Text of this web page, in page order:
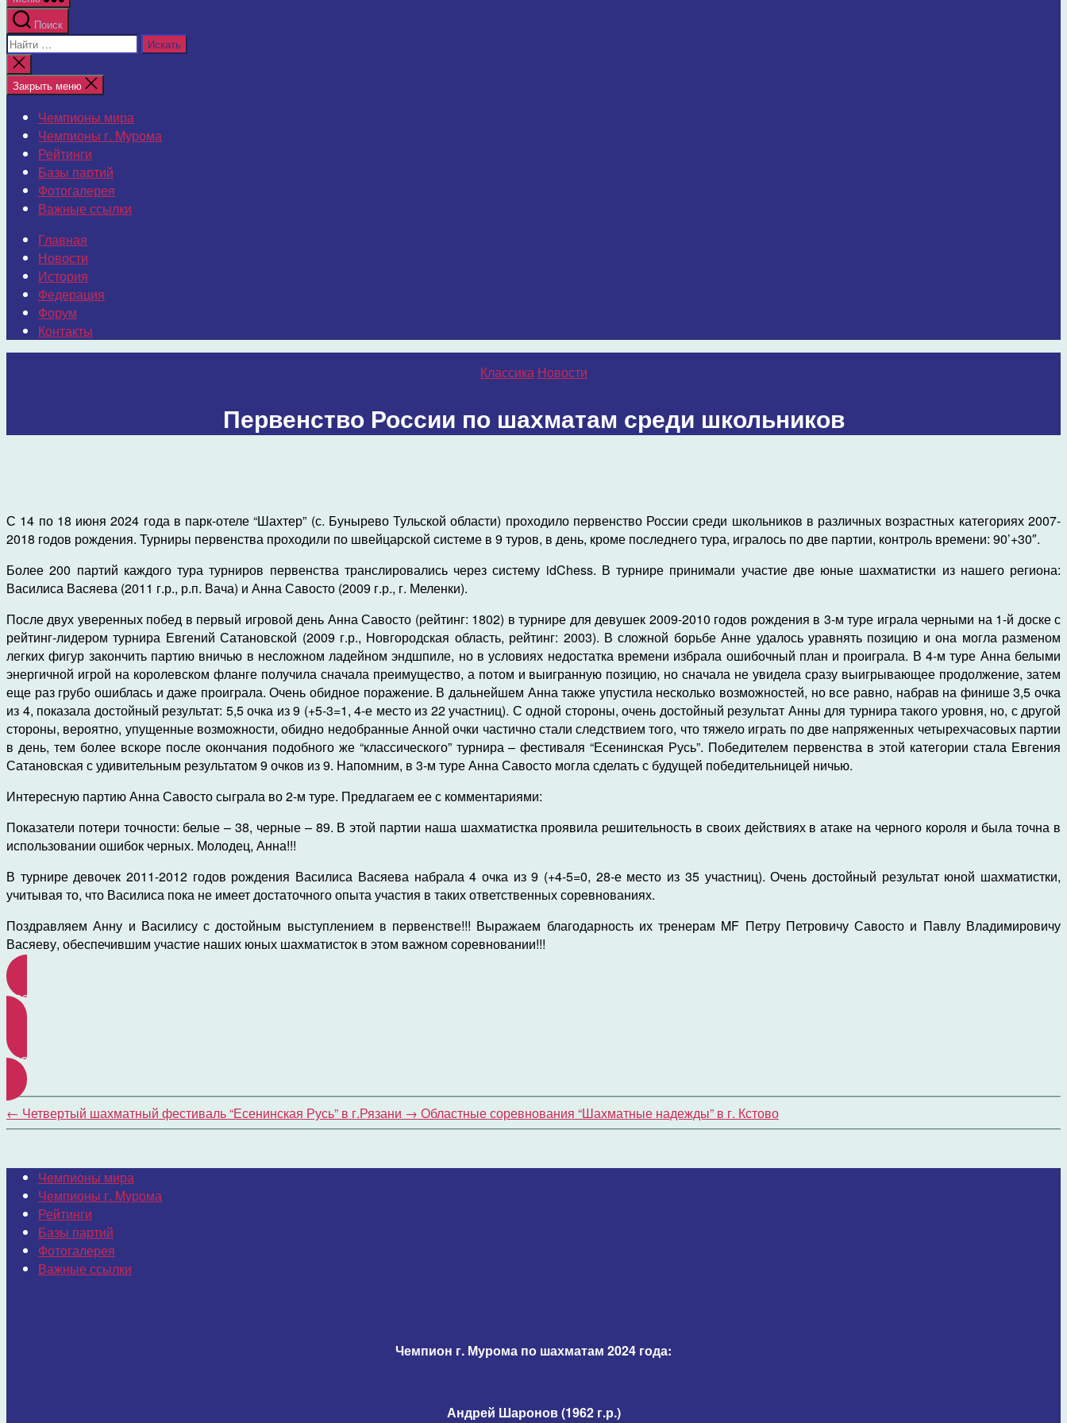
Поиск
Поиск:
Закрыть
поиск
Закрыть меню
Чемпионы мира
Чемпионы г. Мурома
Рейтинги
Базы партий
Фотогалерея
Важные ссылки
Главная
Новости
История
Федерация
Форум
Контакты
Рубрики
Классика Новости
Первенство России по шахматам среди школьников
С 14 по 18 июня 2024 года в парк-отеле “Шахтер” (с. Бунырево Тульской области) проходило первенство России среди школьников в различных возрастных категориях 2007-
2018 годов рождения. Турниры первенства проходили по швейцарской системе в 9 туров, в день, кроме последнего тура, игралось по две партии, контроль времени: 90’+30″.
Более 200 партий каждого тура турниров первенства транслировались через систему idChess. В турнире принимали участие две юные шахматистки из нашего региона:
Василиса Васяева (2011 г.р., р.п. Вача) и Анна Савосто (2009 г.р., г. Меленки).
После двух уверенных побед в первый игровой день Анна Савосто (рейтинг: 1802) в турнире для девушек 2009-2010 годов рождения в 3-м туре играла черными на 1-й доске с
рейтинг-лидером турнира Евгений Сатановской (2009 г.р., Новгородская область, рейтинг: 2003). В сложной борьбе Анне удалось уравнять позицию и она могла разменом
легких фигур закончить партию вничью в несложном ладейном эндшпиле, но в условиях недостатка времени избрала ошибочный план и проиграла. В 4-м туре Анна белыми
энергичной игрой на королевском фланге получила сначала преимущество, а потом и выигранную позицию, но сначала не увидела сразу выигрывающее продолжение, затем
еще раз грубо ошиблась и даже проиграла. Очень обидное поражение. В дальнейшем Анна также упустила несколько возможностей, но все равно, набрав на финише 3,5 очка
из 4, показала достойный результат: 5,5 очка из 9 (+5-3=1, 4-е место из 22 участниц). С одной стороны, очень достойный результат Анны для турнира такого уровня, но, с другой
стороны, вероятно, упущенные возможности, обидно недобранные Анной очки частично стали следствием того, что тяжело играть по две напряженных четырехчасовых партии
в день, тем более вскоре после окончания подобного же “классического” турнира – фестиваля “Есенинская Русь”. Победителем первенства в этой категории стала Евгения
Сатановская с удивительным результатом 9 очков из 9. Напомним, в 3-м туре Анна Савосто могла сделать с будущей победительницей ничью.
Интересную партию Анна Савосто сыграла во 2-м туре. Предлагаем ее с комментариями:
Показатели потери точности: белые – 38, черные – 89. В этой партии наша шахматистка проявила решительность в своих действиях в атаке на черного короля и была точна в
использовании ошибок черных. Молодец, Анна!!!
В турнире девочек 2011-2012 годов рождения Василиса Васяева набрала 4 очка из 9 (+4-5=0, 28-е место из 35 участниц). Очень достойный результат юной шахматистки,
учитывая то, что Василиса пока не имеет достаточного опыта участия в таких ответственных соревнованиях.
Поздравляем Анну и Василису с достойным выступлением в первенстве!!! Выражаем благодарность их тренерам MF Петру Петровичу Савосто и Павлу Владимировичу
Васяеву, обеспечившим участие наших юных шахматисток в этом важном соревновании!!!
результаты
трансляция
← Четвертый шахматный фестиваль “Есенинская Русь” в г.Рязани → Областные соревнования “Шахматные надежды” в г. Кстово
Чемпионы мира
Чемпионы г. Мурома
Рейтинги
Базы партий
Фотогалерея
Важные ссылки
Чемпион г. Мурома по шахматам 2024 года:
Андрей Шаронов (1962 г.р.)